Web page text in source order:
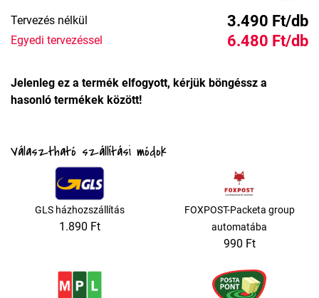
Tervezés nélkül 3.490 Ft/db
Egyedi tervezéssel 6.480 Ft/db
Jelenleg ez a termék elfogyott, kérjük böngéssz a
hasonló termékek között!
Választható szállítási módok
GLS házhozszállítás
1.890 Ft
FOXPOST-Packeta group
automatába
990 Ft